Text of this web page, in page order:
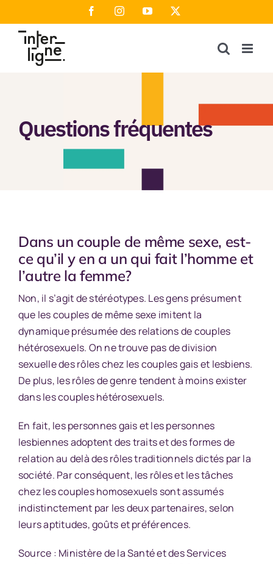
au
contenu
FacebookInstagramYouTube
Questions fréquentes
Dans un couple de même sexe, est-
ce qu’il y en a un qui fait l’homme et
l’autre la femme?
Non, il s’agit de stéréotypes. Les gens présument
que les couples de même sexe imitent la
dynamique présumée des relations de couples
hétérosexuels. On ne trouve pas de division
sexuelle des rôles chez les couples gais et lesbiens.
De plus, les rôles de genre tendent à moins exister
dans les couples hétérosexuels.
En fait, les personnes gais et les personnes
lesbiennes adoptent des traits et des formes de
relation au delà des rôles traditionnels dictés par la
société. Par conséquent, les rôles et les tâches
chez les couples homosexuels sont assumés
indistinctement par les deux partenaires, selon
leurs aptitudes, goûts et préférences.
Source : Ministère de la Santé et des Services